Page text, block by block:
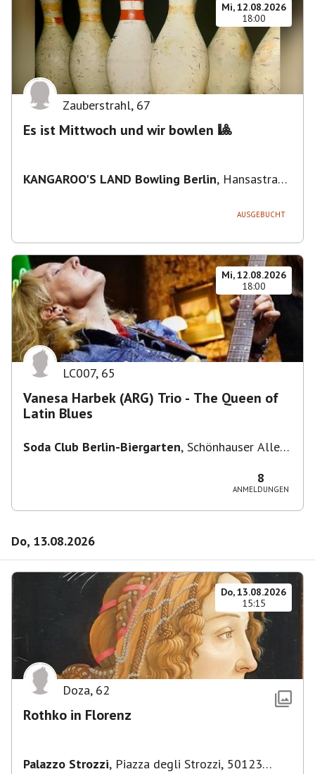
Mi, 12.08.2026
18:00
Zauberstrahl, 67
Es ist Mittwoch und wir bowlen 🎱
KANGAROO'S LAND Bowling Berlin, Hansastraße
AUSGEBUCHT
Mi, 12.08.2026
18:00
LC007, 65
Vanesa Harbek (ARG) Trio - The Queen of
Latin Blues
Soda Club Berlin-Biergarten, Schönhauser Allee
8
ANMELDUNGEN
Do, 13.08.2026
Do, 13.08.2026
15:15
Doza, 62
Rothko in Florenz
Palazzo Strozzi, Piazza degli Strozzi, 50123